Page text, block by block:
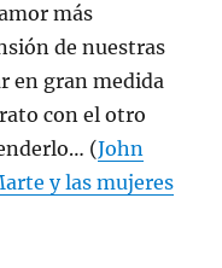
más
de nuestras
en gran medida
con el otro
(John
y las mujeres